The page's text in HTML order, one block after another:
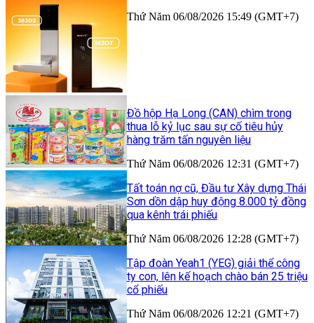
Thứ Năm 06/08/2026 15:49 (GMT+7)
Đồ hộp Hạ Long (CAN) chìm trong
thua lỗ kỷ lục sau sự cố tiêu hủy
hàng trăm tấn nguyên liệu
Thứ Năm 06/08/2026 12:31 (GMT+7)
Tất toán nợ cũ, Đầu tư Xây dựng Thái
Sơn dồn dập huy động 8.000 tỷ đồng
qua kênh trái phiếu
Thứ Năm 06/08/2026 12:28 (GMT+7)
Tập đoàn Yeah1 (YEG) giải thể công
ty con, lên kế hoạch chào bán 25 triệu
cổ phiếu
Thứ Năm 06/08/2026 12:21 (GMT+7)